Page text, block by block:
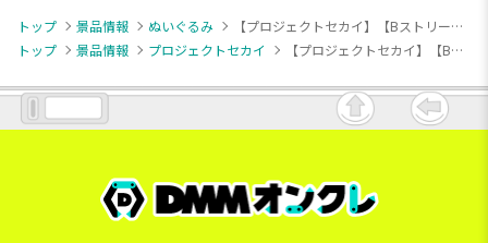
トップ 景品情報 ぬいぐるみ
【プロジェクトセカイ】【BストリートのセカイのMEIKO】｢劇場版プロジェクトセカイ壊れたセカイと歌えないミク｣ふわぷち ミニぬいぐるみ “バーチャル・シンガー” Vol.1 (EX)
トップ
景品情報 プロジェクトセカイ 【プロジェクトセカイ】【BストリートのセカイのMEIKO】｢劇場版プロジェクトセカイ壊れたセカイと歌えないミク｣ふわぷち ミニぬいぐるみ “バーチャル・シンガー” Vol.1 (EX)